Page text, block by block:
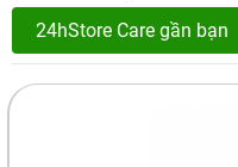
24hStore Care gần bạn